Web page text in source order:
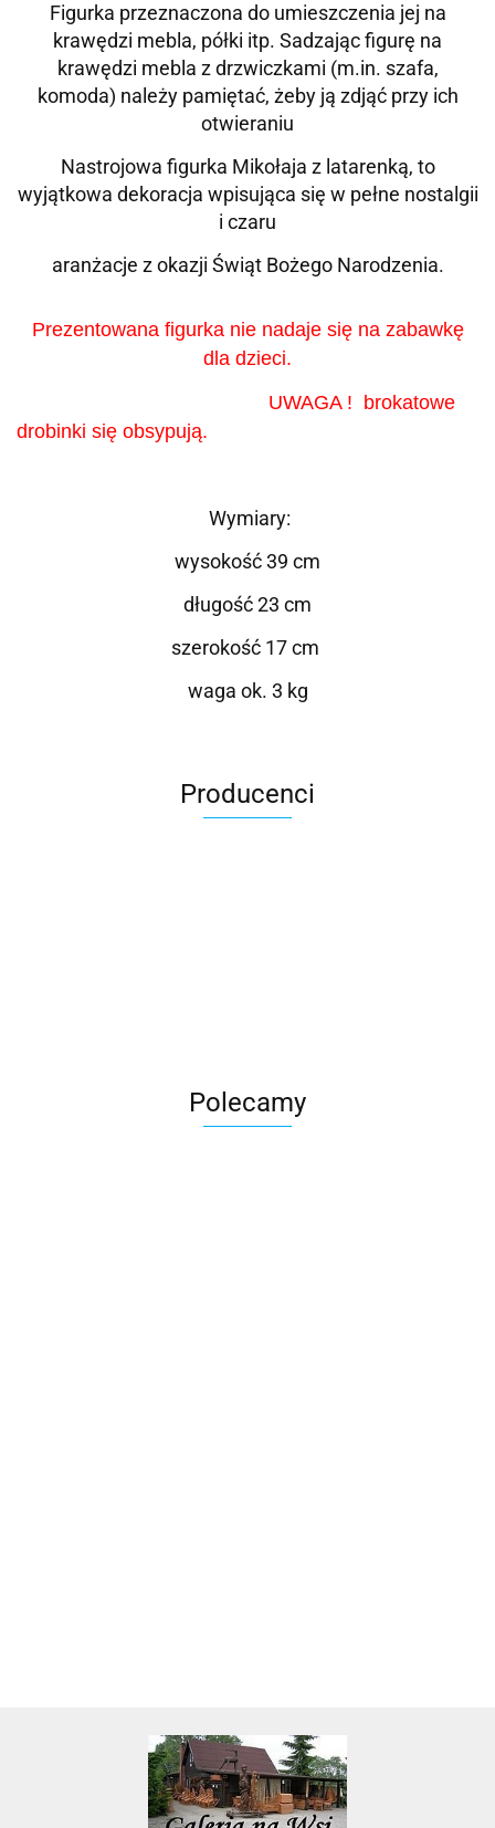
Figurka przeznaczona do umieszczenia jej na
krawędzi mebla, półki itp. Sadzając figurę na
krawędzi mebla z drzwiczkami (m.in. szafa,
komoda) należy pamiętać, żeby ją zdjąć przy ich
otwieraniu
Nastrojowa figurka Mikołaja z latarenką, to
wyjątkowa dekoracja wpisująca się w pełne nostalgii
i czaru
aranżacje z okazji Świąt Bożego Narodzenia.
Prezentowana figurka nie nadaje się na zabawkę
dla dzieci.
UWAGA ! brokatowe
drobinki się obsypują.
Wymiary:
wysokość 39 cm
długość 23 cm
szerokość 17 cm
waga ok. 3 kg
Producenci
Polecamy